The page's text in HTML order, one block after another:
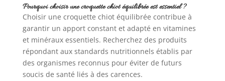
Pourquoi choisir une croquette chiot équilibrée est essentiel ?
Choisir une croquette chiot équilibrée contribue à
garantir un apport constant et adapté en vitamines
et minéraux essentiels. Recherchez des produits
répondant aux standards nutritionnels établis par
des organismes reconnus pour éviter de futurs
soucis de santé liés à des carences.